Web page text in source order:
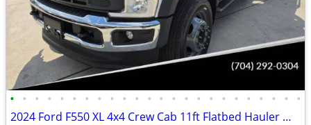
• • • • • • • • • • • • • • • • • • • • • • • •
2024 Ford F550 XL 4x4 Crew Cab 11ft Flatbed Hauler Work Bed Farm Truck